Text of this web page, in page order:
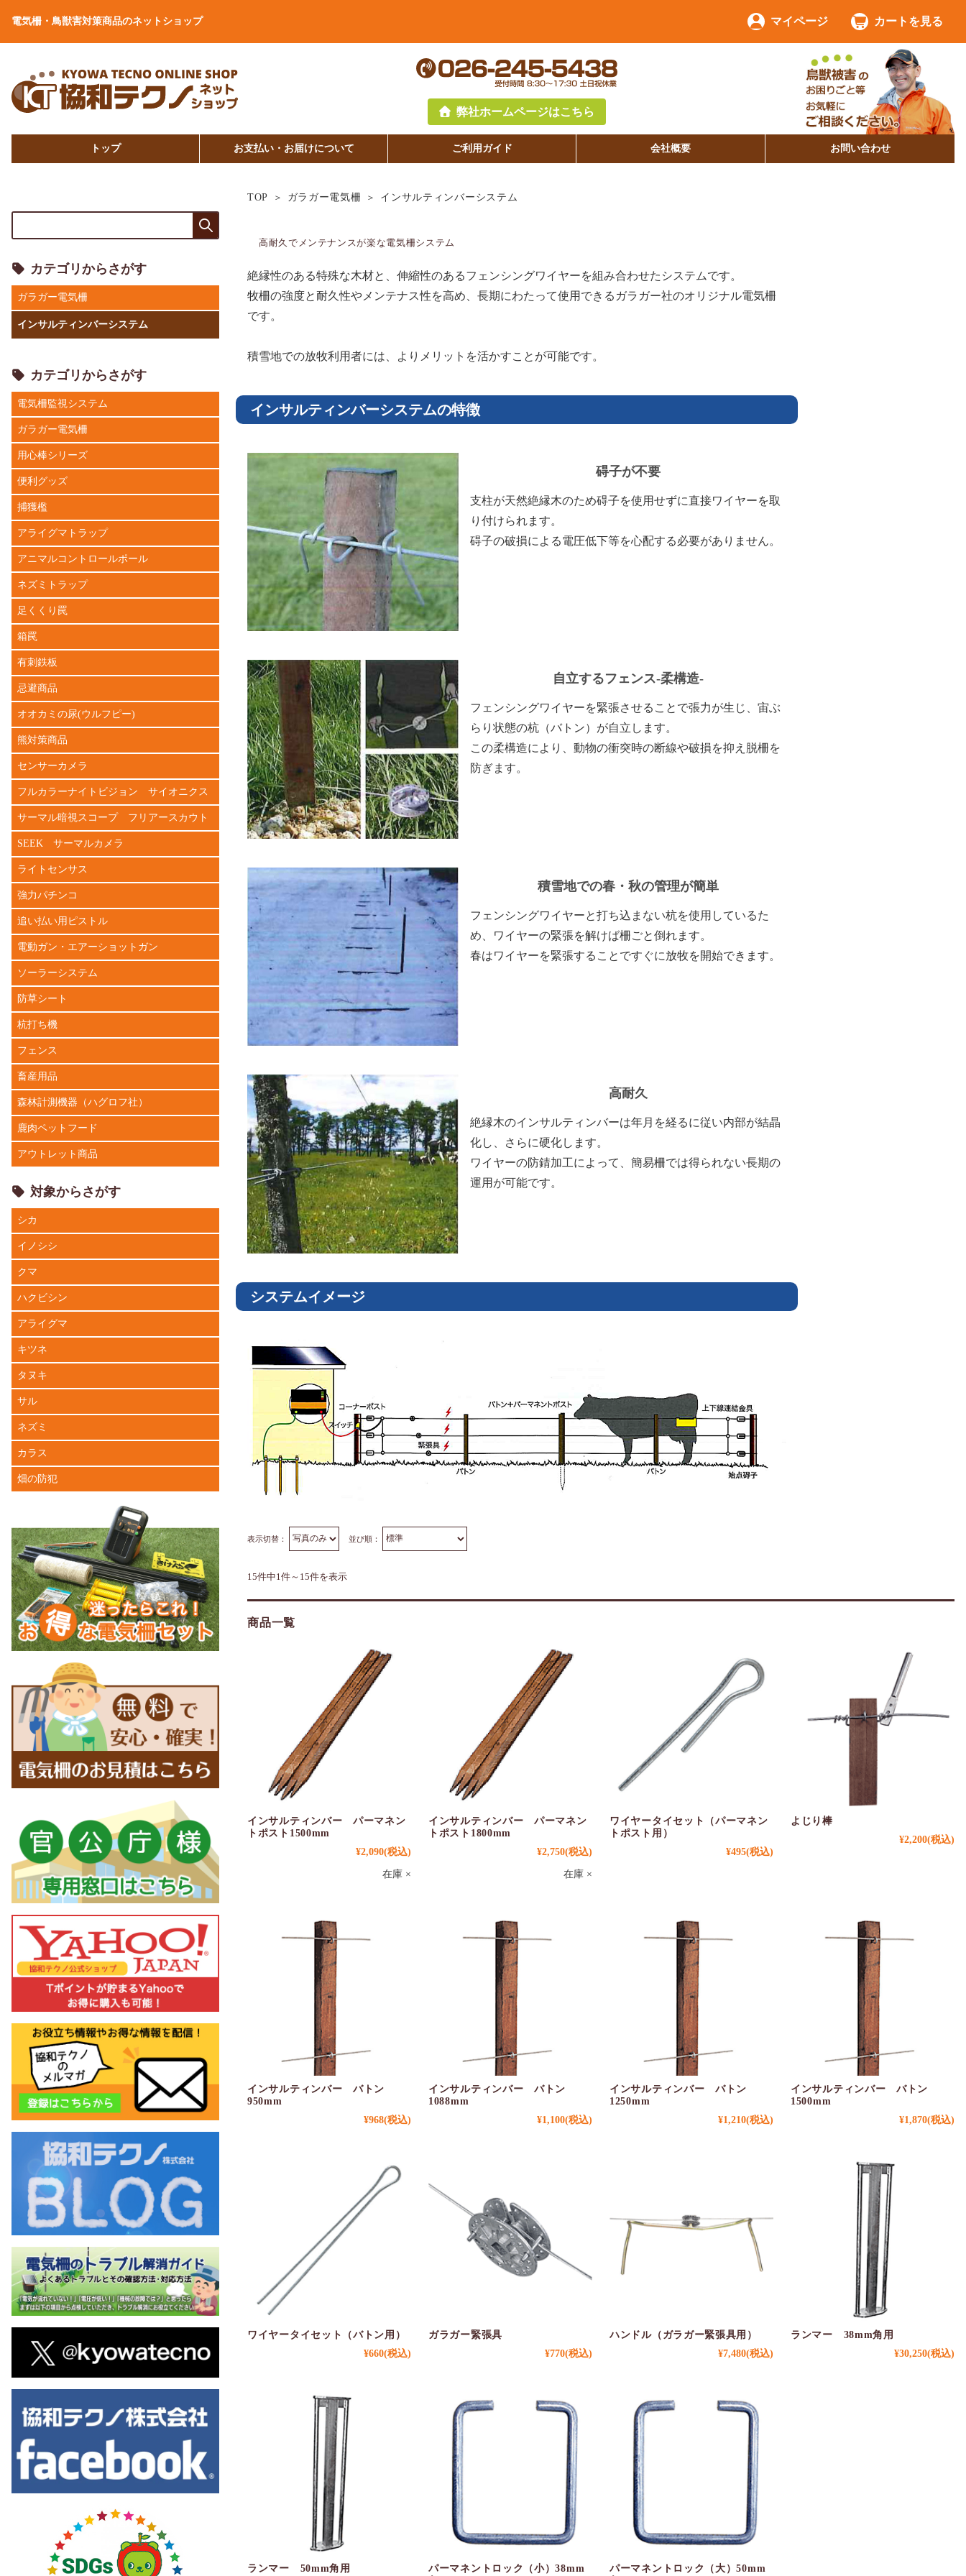
電気柵・鳥獣害対策商品のネットショップ マイページ カートを見る
弊社ホームページはこちら
トップ お支払い・お届けについて ご利用ガイド 会社概要 お問い合わせ
TOP ガラガー電気柵 インサルティンバーシステム
高耐久でメンテナンスが楽な電気柵システム
絶縁性のある特殊な木材と、伸縮性のあるフェンシングワイヤーを組み合わせたシステムです。
牧柵の強度と耐久性やメンテナス性を高め、長期にわたって使用できるガラガー社のオリジナル電気柵
です。
積雪地での放牧利用者には、よりメリットを活かすことが可能です。
インサルティンバーシステムの特徴
碍子が不要
支柱が天然絶縁木のため碍子を使用せずに直接ワイヤーを取
り付けられます。
碍子の破損による電圧低下等を心配する必要がありません。
自立するフェンス-柔構造-
フェンシングワイヤーを緊張させることで張力が生じ、宙ぶ
らり状態の杭（バトン）が自立します。
この柔構造により、動物の衝突時の断線や破損を抑え脱柵を
防ぎます。
積雪地での春・秋の管理が簡単
フェンシングワイヤーと打ち込まない杭を使用しているた
め、ワイヤーの緊張を解けば柵ごと倒れます。
春はワイヤーを緊張することですぐに放牧を開始できます。
高耐久
絶縁木のインサルティンバーは年月を経るに従い内部が結晶
化し、さらに硬化します。
ワイヤーの防錆加工によって、簡易柵では得られない長期の
運用が可能です。
システムイメージ
表示切替： 並び順：
15件中1件～15件を表示
商品一覧
インサルティンバー パーマネン
トポスト1500mm
¥2,090(税込)
在庫 ×
インサルティンバー パーマネン
トポスト1800mm
¥2,750(税込)
在庫 ×
ワイヤータイセット（パーマネン
トポスト用）
¥495(税込)
よじり棒
¥2,200(税込)
インサルティンバー バトン
950mm
¥968(税込)
インサルティンバー バトン
1088mm
¥1,100(税込)
インサルティンバー バトン
1250mm
¥1,210(税込)
インサルティンバー バトン
1500mm
¥1,870(税込)
ワイヤータイセット（バトン用）
¥660(税込)
ガラガー緊張具
¥770(税込)
ハンドル（ガラガー緊張具用）
¥7,480(税込)
ランマー 38mm角用
¥30,250(税込)
ランマー 50mm角用
パーマネントロック（小）38mm
パーマネントロック（大）50mm
カテゴリからさがす
ガラガー電気柵
インサルティンバーシステム
カテゴリからさがす
電気柵監視システム
ガラガー電気柵
用心棒シリーズ
便利グッズ
捕獲檻
アライグマトラップ
アニマルコントロールポール
ネズミトラップ
足くくり罠
箱罠
有刺鉄板
忌避商品
オオカミの尿(ウルフピー)
熊対策商品
センサーカメラ
フルカラーナイトビジョン サイオニクス
サーマル暗視スコープ フリアースカウト
SEEK サーマルカメラ
ライトセンサス
強力パチンコ
追い払い用ピストル
電動ガン・エアーショットガン
ソーラーシステム
防草シート
杭打ち機
フェンス
畜産用品
森林計測機器（ハグロフ社）
鹿肉ペットフード
アウトレット商品
対象からさがす
シカ
イノシシ
クマ
ハクビシン
アライグマ
キツネ
タヌキ
サル
ネズミ
カラス
畑の防犯